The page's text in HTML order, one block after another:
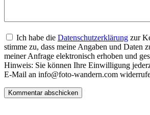
Ich habe die Datenschutzerklärung zur
stimme zu, dass meine Angaben und Daten
meiner Anfrage elektronisch erhoben und
Hinweis: Sie können Ihre Einwilligung
E-Mail an info@foto-wandern.com